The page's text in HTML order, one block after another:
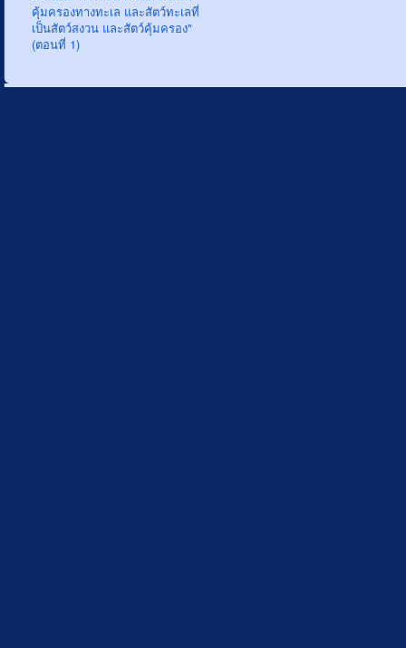
คุ้มครองทางทะเล และสัตว์ทะเลที่
เป็นสัตว์สงวน และสัตว์คุ้มครอง"
(ตอนที่ 1)